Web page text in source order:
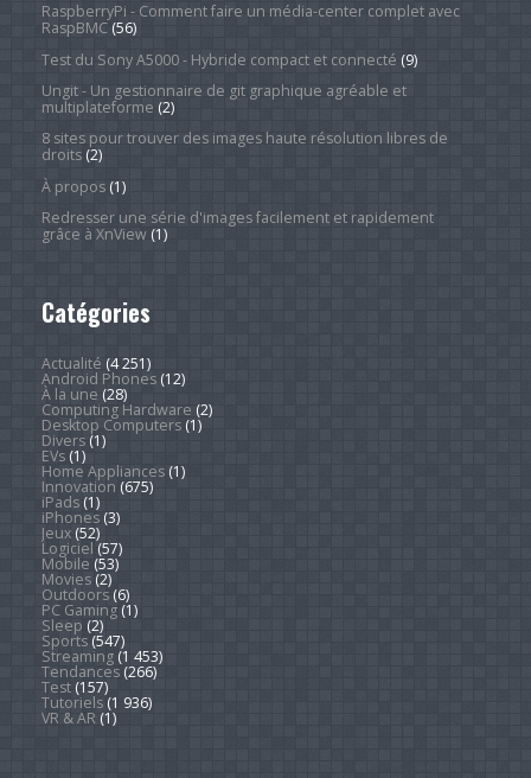
RaspberryPi - Comment faire un média-center complet avec
RaspBMC(56)
Test du Sony A5000 - Hybride compact et connecté (9)
Ungit - Un gestionnaire de git graphique agréable et
multiplateforme (2)
8 sites pour trouver des images haute résolution libres de
droits(2)
À propos(1)
Redresser une série d'images facilement et rapidement
grâce à XnView(1)
Catégories
Actualité (4 251)
Android Phones(12)
À la une (28)
Computing Hardware (2)
Desktop Computers(1)
Divers(1)
EVs(1)
Home Appliances(1)
Innovation (675)
iPads(1)
iPhones(3)
Jeux(52)
Logiciel (57)
Mobile (53)
Movies(2)
Outdoors(6)
PC Gaming(1)
Sleep (2)
Sports(547)
Streaming(1 453)
Tendances(266)
Test(157)
Tutoriels(1 936)
VR & AR(1)